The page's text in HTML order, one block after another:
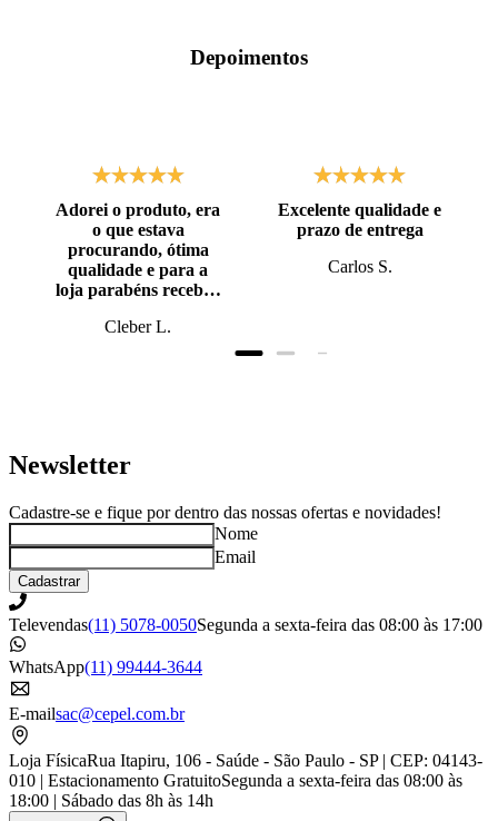
Depoimentos
Adorei o produto, era
o que estava
procurando, ótima
qualidade e para a
loja parabéns recebi o
prazo, super bem
Cleber L.
Excelente qualidade e
prazo de entrega
Carlos S.
Newsletter
Cadastre-se e fique por dentro das nossas ofertas e novidades!
Nome
Email
Cadastrar
Televendas(11) 5078-0050Segunda a sexta-feira das 08:00 às 17:00
WhatsApp(11) 99444-3644
E-mailsac@cepel.com.br
Loja FísicaRua Itapiru, 106 - Saúde - São Paulo - SP | CEP: 04143-
010 | Estacionamento GratuitoSegunda a sexta-feira das 08:00 às
18:00 | Sábado das 8h às 14h